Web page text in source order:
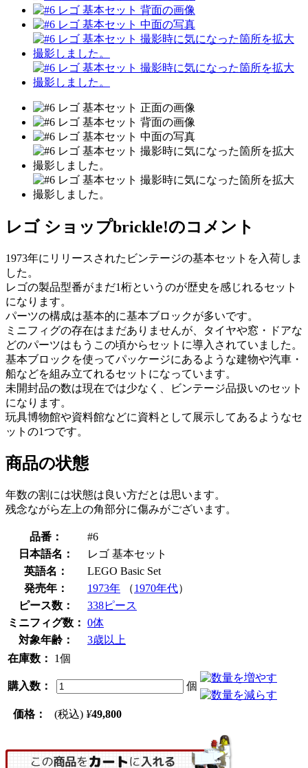
レゴ ショップbrickle!のコメント
1973年にリリースされたビンテージの基本セットを入荷しま
した。
レゴの製品型番がまだ1桁というのが歴史を感じれるセット
になります。
パーツの構成は基本的に基本ブロックが多いです。
ミニフィグの存在はまだありませんが、タイヤや窓・ドアな
どのパーツはもうこの頃からセットに導入されていました。
基本ブロックを使ってパッケージにあるような建物や汽車・
船などを組み立てれるセットになっています。
未開封品の数は現在では少なく、ビンテージ品扱いのセット
になります。
玩具博物館や資料館などに資料として展示してあるようなセ
ットの1つです。
商品の状態
年数の割には状態は良い方だとは思います。
残念ながら左上の角部分に傷みがございます。
品番：
#6
日本語名：
レゴ 基本セット
英語名：
LEGO Basic Set
発売年：
1973年 （1970年代）
ピース数：
338ピース
ミニフィグ数： 0体
対象年齢：
3歳以上
在庫数：
1個
購入数： 個
価格： (税込) ¥49,800